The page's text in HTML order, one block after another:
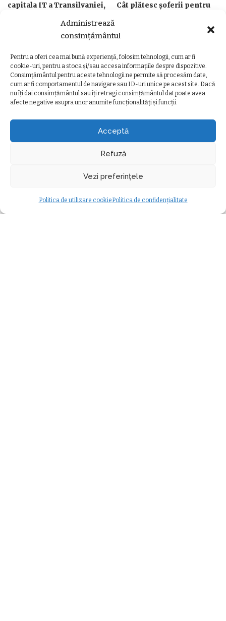
Administrează
consimțământul
Pentru a oferi cea mai bună experiență, folosim tehnologii, cum ar fi
cookie-uri, pentru a stoca și/sau accesa informațiile despre dispozitive.
Consimțământul pentru aceste tehnologii ne permite să procesăm date,
cum ar fi comportamentul de navigare sau ID-uri unice pe acest site. Dacă
nu îți dai consimțământul sau îți retragi consimțământul dat poate avea
afecte negative asupra unor anumite funcționalități și funcții.
Acceptă
Refuză
Vezi preferințele
Politica de utilizare cookiePolitica de confidențialitate
capitala IT a Transilvaniei,
distanță de București. Ce
arată noul clasament
Posted
by
de Ancuta Marcus 21 iulie 2026
Cât plătesc șoferii pentru
by
de
Ziarul Clujeanului > Timp liber > Paște 2025. Programul magazinelor în perioada Sărbătorilor Pascale
TIMP LIBER
Paște 2025. Programul magazinelor
în perioada Sărbătorilor Pascale